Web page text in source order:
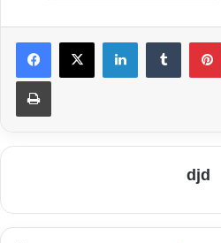
LinkedIn
Drucken
djd